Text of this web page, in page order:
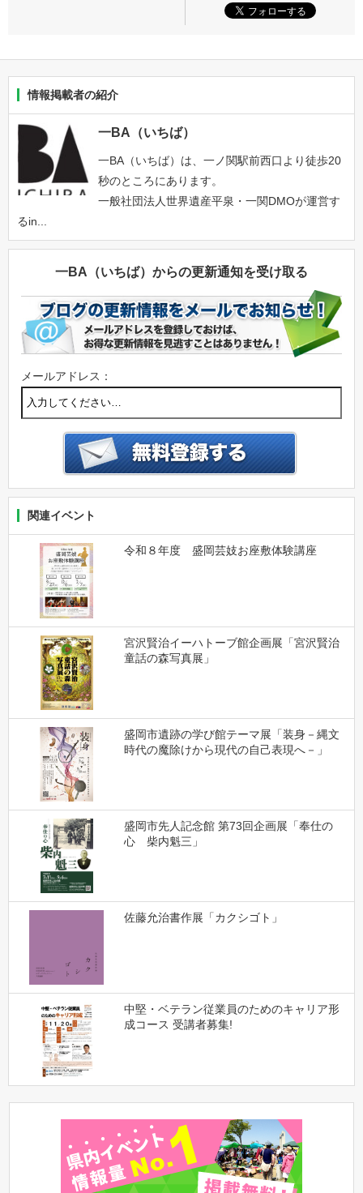
情報掲載者の紹介
一BA（いちば）
一BA（いちば）は、一ノ関駅前西口より徒歩20
秒のところにあります。
一般社団法人世界遺産平泉・一関DMOが運営す
るin...
一BA（いちば）からの更新通知を受け取る
メールアドレス：
関連イベント
令和８年度 盛岡芸妓お座敷体験講座
宮沢賢治イーハトーブ館企画展「宮沢賢治
童話の森写真展」
盛岡市遺跡の学び館テーマ展「装身－縄文
時代の魔除けから現代の自己表現へ－」
盛岡市先人記念館 第73回企画展「奉仕の
心 柴内魁三」
佐藤允治書作展「カクシゴト」
中堅・ベテラン従業員のためのキャリア形
成コース 受講者募集!